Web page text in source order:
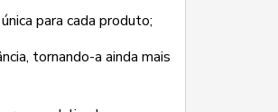
para cada produto;
tornando-a ainda mais